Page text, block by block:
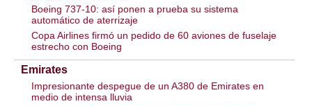
Boeing 737-10: así ponen a prueba su sistema
automático de aterrizaje
Copa Airlines firmó un pedido de 60 aviones de fuselaje
estrecho con Boeing
Emirates
Impresionante despegue de un A380 de Emirates en
medio de intensa lluvia